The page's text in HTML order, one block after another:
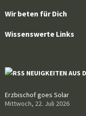
Wir beten für Dich
Wissenswerte Links
NEUIGKEITEN AUS
Erzbischof goes Solar
Mittwoch, 22. Juli 2026